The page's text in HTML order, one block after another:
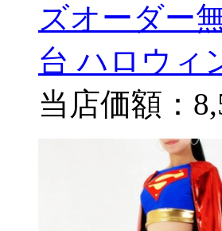
ズオーダー
台 ハロウィ
当店価額：